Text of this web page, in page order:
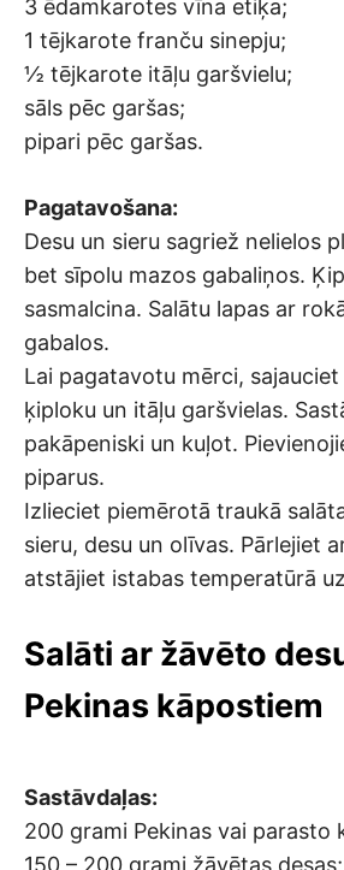
3 ēdamkarotes vīna etiķa;
1 tējkarote franču sinepju;
½ tējkarote itāļu garšvielu;
sāls pēc garšas;
pipari pēc garšas.
Pagatavošana:
Desu un sieru sagriež nelielos
bet sīpolu mazos gabaliņos.
sasmalcina. Salātu lapas ar
gabalos.
Lai pagatavotu mērci,
ķiploku un itāļu garšvielas.
pakāpeniski un kuļot.
piparus.
Izlieciet piemērotā traukā
sieru, desu un olīvas. Pārlejiet
atstājiet istabas temperatūrā
Salāti ar žāvēto
Pekinas kāpostiem
Sastāvdaļas:
200 grami Pekinas vai parasto
150 – 200 grami žāvētas desas;